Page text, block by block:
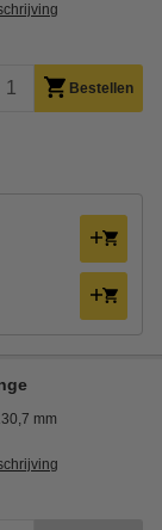
Bestellen
mm